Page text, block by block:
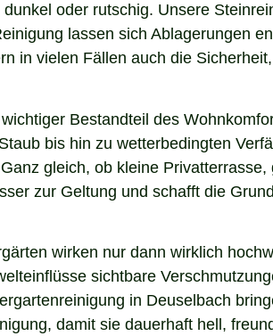
oder rutschig. Unsere
lassen sich Ablagerungen
in vielen Fällen auch die
Bestandteil des
bis hin zu wetterbedingten
gleich, ob kleine Privatterrasse,
zur Geltung und schafft die
wirken nur dann wirklich
sichtbare
in Deuselbach
damit sie dauerhaft hell,